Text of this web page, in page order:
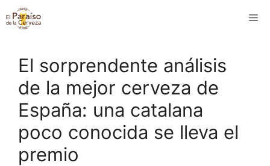
Saltar
al
El sorprendente análisis
de la mejor cerveza de
España: una catalana
poco conocida se lleva el
premio